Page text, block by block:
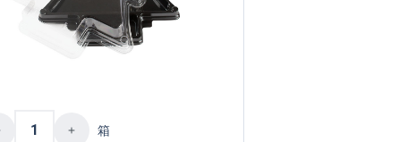
or decrease the quantity.
amount or use the buttons to increase
Quantity: Enter the desired
箱